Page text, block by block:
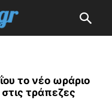
το νέο ωράριο
τράπεζες